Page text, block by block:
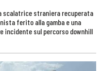
scalatrice straniera recuperata
ferito alla gamba e una
incidente sul percorso downhill